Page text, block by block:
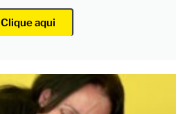
Clique aqui